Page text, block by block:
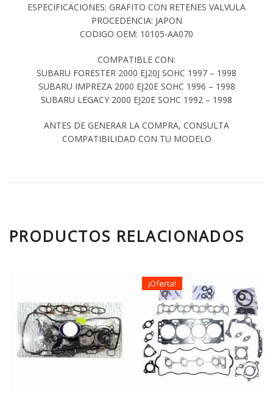
ESPECIFICACIONES: GRAFITO CON RETENES VALVULA
PROCEDENCIA: JAPON
CODIGO OEM: 10105-AA070
COMPATIBLE CON:
SUBARU FORESTER 2000 EJ20J SOHC 1997 – 1998
SUBARU IMPREZA 2000 EJ20E SOHC 1996 – 1998
SUBARU LEGACY 2000 EJ20E SOHC 1992 – 1998
ANTES DE GENERAR LA COMPRA, CONSULTA
COMPATIBILIDAD CON TU MODELO
PRODUCTOS RELACIONADOS
¡Oferta!